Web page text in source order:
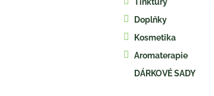
Tinktury
Doplňky
Kosmetika
Aromaterapie
DÁRKOVÉ SADY